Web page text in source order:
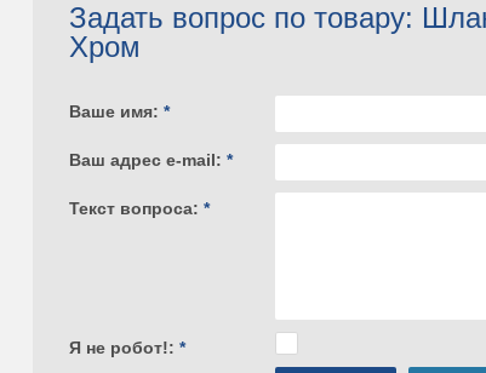
Задать вопрос по товару:
Хром
Ваше имя: *
Ваш адрес e-mail: *
Текст вопроса: *
Я не робот!: *